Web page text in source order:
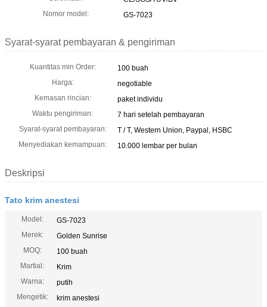
Nomor model:
GS-7023
Syarat-syarat pembayaran & pengiriman
Kuantitas min Order:
100 buah
Harga:
negotiable
Kemasan rincian:
paket individu
Waktu pengiriman:
7 hari setelah pembayaran
Syarat-syarat pembayaran:
T / T, Western Union, Paypal, HSBC
Menyediakan kemampuan:
10.000 lembar per bulan
Deskripsi
Tato krim anestesi
Model:
GS-7023
Merek:
Golden Sunrise
MOQ:
100 buah
Martial:
Krim
Warna:
putih
Mengetik:
krim anestesi